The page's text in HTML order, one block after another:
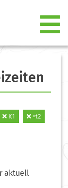
K1 =t2
aktuell